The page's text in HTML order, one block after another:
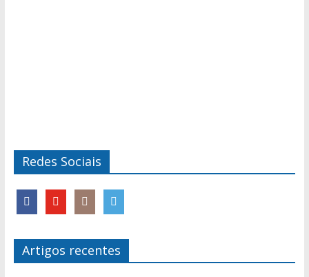
Redes Sociais
Artigos recentes